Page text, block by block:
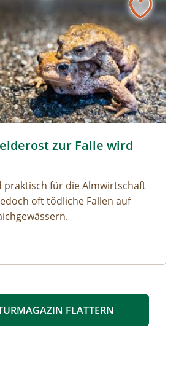
zur Falle wird
praktisch für die Almwirtschaft
oft tödliche Fallen auf
FLATTERN